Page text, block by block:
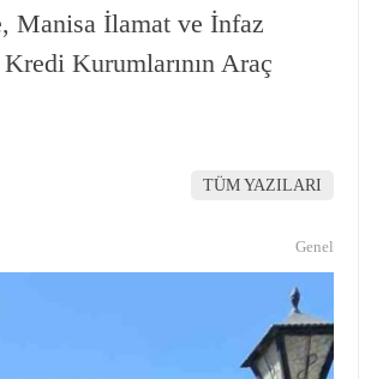
Manisa İlamat ve İnfaz
Kurumlarının Araç
TÜM YAZILARI
Genel